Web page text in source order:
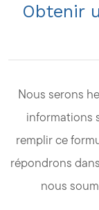
Obtenir
Nous serons
informations
remplir ce
répondrons
nous